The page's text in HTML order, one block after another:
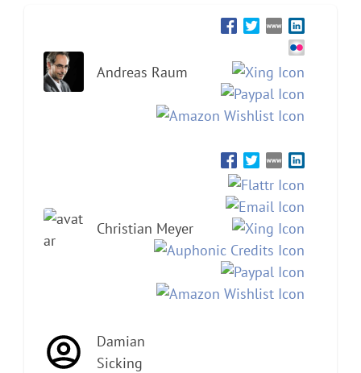
Andreas Raum
Christian Meyer
Damian
Sicking